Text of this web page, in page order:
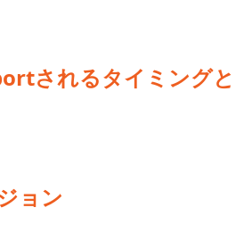
されるタイミングと
ョン